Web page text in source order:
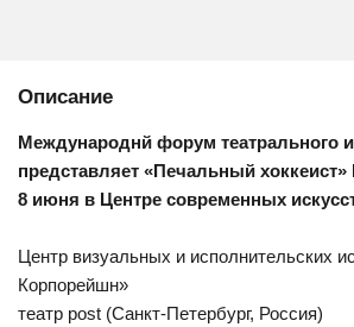
Описание
Международнй форум театрального
представляет «Печальный
8 июня в Центре современных
Центр визуальных и исполнительских
Корпорейшн»
театр post (Санкт-Петербург, Россия)